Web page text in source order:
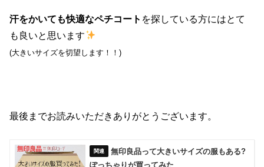
汗をかいても快適なペチコート を探している方にはとて
も良いと思います
(大きいサイズを切望します！！)
最後までお読みいただきありがとうございます。
無印良品って大きいサイズの服もある?
ぽっちゃりが買ってみた